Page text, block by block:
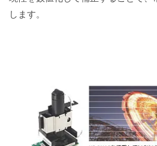
します。